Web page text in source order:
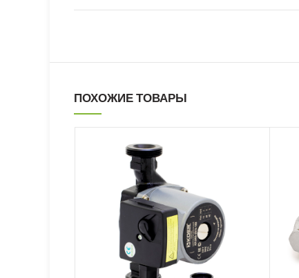
ПОХОЖИЕ ТОВАРЫ